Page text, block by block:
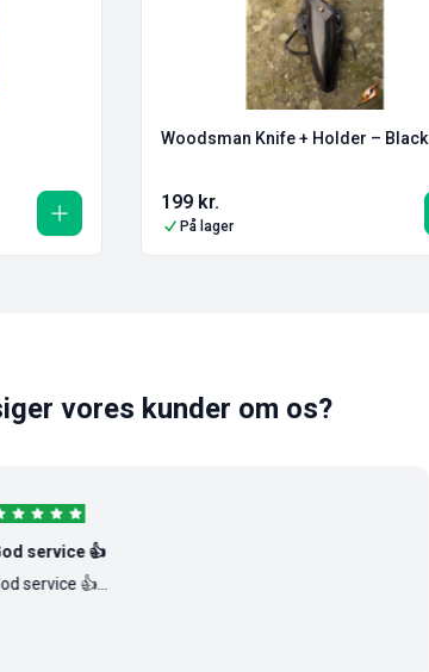
Woodsman Knife + Holder – Black
199 kr.
På lager
vores kunder om os?
👍
👍...